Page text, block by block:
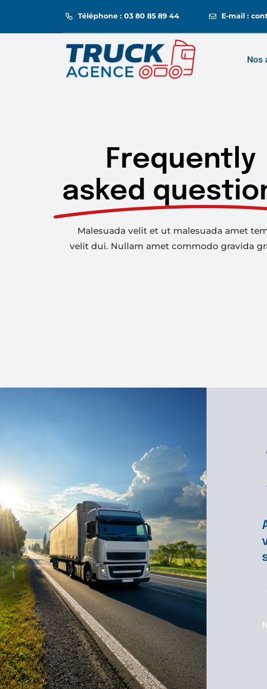
Téléphone : 03 80 85 89 44 E-mail :
Nos
Frequently
asked
Malesuada velit et ut malesuada amet
velit dui. Nullam amet commodo gravida